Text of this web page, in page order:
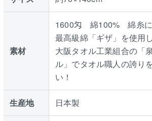
素材
1600匁 綿100% 綿糸に
最高級綿「ギザ」を使用
大阪タオル工業組合の「
ル」でタオル職人の誇り
い！
生産地 日本製